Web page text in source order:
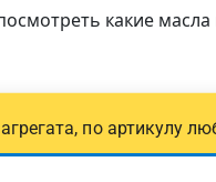
какие масла
по артикулу